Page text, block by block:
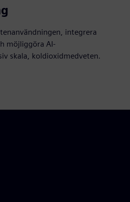
integrera
möjliggöra AI-
skala, koldioxidmedveten.